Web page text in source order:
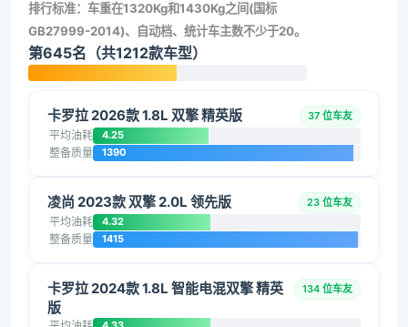
排行标准：车重在1320Kg和1430Kg之间(国标
GB27999-2014)、自动档、统计车主数不少于20。
第645名（共1212款车型）
卡罗拉 2026款 1.8L 双擎 精英版 37 位车友
平均油耗 4.25
整备质量 1390
凌尚 2023款 双擎 2.0L 领先版 23 位车友
平均油耗 4.32
整备质量 1415
卡罗拉 2024款 1.8L 智能电混双擎 精英
版
134 位车友